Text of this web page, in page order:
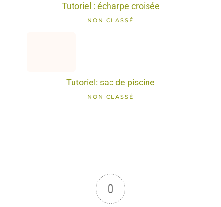
Tutoriel : écharpe croisée
NON CLASSÉ
Tutoriel: sac de piscine
NON CLASSÉ
0